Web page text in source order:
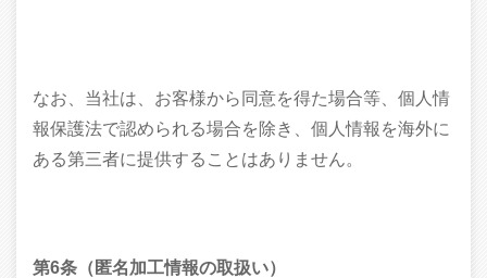
なお、当社は、お客様から同意を得た場合等、個人情
報保護法で認められる場合を除き、個人情報を海外に
ある第三者に提供することはありません。
第6条（匿名加工情報の取扱い）